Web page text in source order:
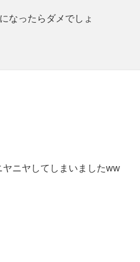
なったらダメでしょ
ニヤしてしまいましたww